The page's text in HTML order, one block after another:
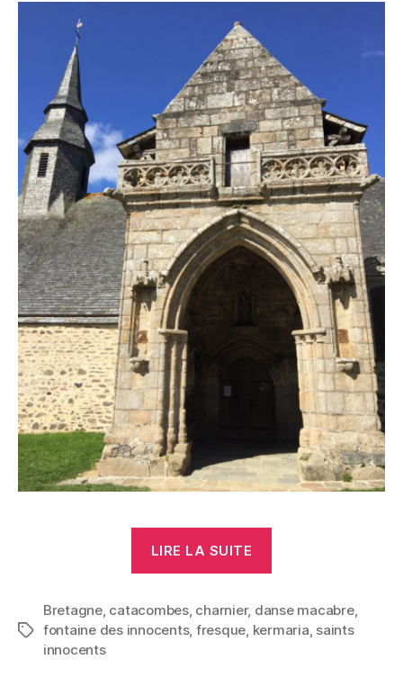
LIRE LA SUITE
Étiquettes
Bretagne, catacombes, charnier, danse macabre,
fontaine des innocents, fresque, kermaria, saints
innocents